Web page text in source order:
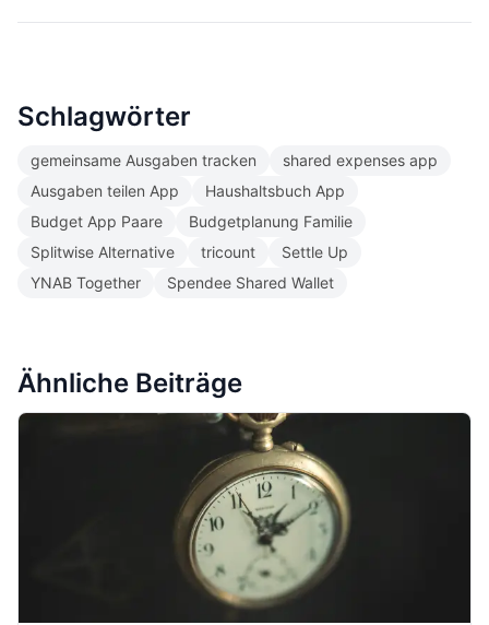
Schlagwörter
gemeinsame Ausgaben tracken
shared expenses app
Ausgaben teilen App
Haushaltsbuch App
Budget App Paare
Budgetplanung Familie
Splitwise Alternative
tricount
Settle Up
YNAB Together
Spendee Shared Wallet
Ähnliche Beiträge